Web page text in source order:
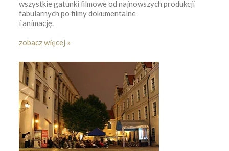
wszystkie gatunki filmowe od najnowszych produkcji
fabularnych po filmy dokumentalne
i animację.
zobacz więcej »